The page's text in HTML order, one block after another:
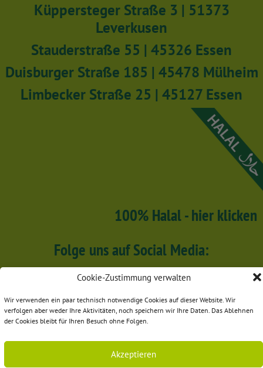
Cookie-Zustimmung verwalten
Wir verwenden ein paar technisch notwendige Cookies auf dieser Website. Wir
verfolgen aber weder Ihre Aktivitäten, noch speichern wir Ihre Daten. Das Ablehnen
der Cookies bleibt für Ihren Besuch ohne Folgen.
Akzeptieren
Küppersteger Straße 3 | 51373
Leverkusen
Stauderstraße 55 | 45326 Essen
Duisburger Straße 185 | 45478 Mülheim
Limbecker Straße 25 | 45127 Essen
100% Halal - hier klicken
Folge uns auf Social Media: